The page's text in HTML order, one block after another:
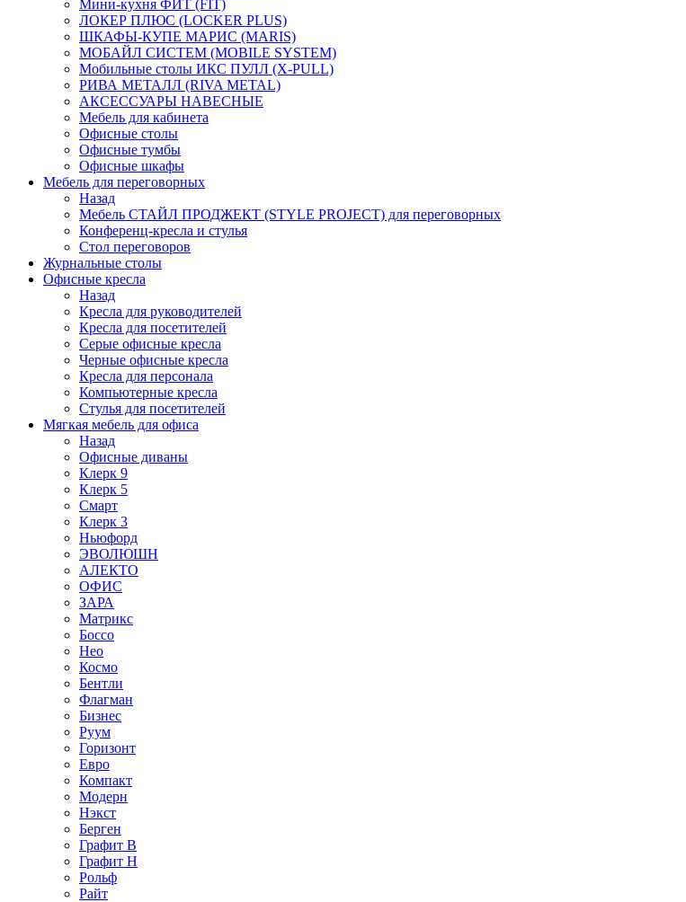
Мини-кухня ФИТ (FIT)
ЛОКЕР ПЛЮС (LOCKER PLUS)
ШКАФЫ-КУПЕ МАРИС (MARIS)
МОБАЙЛ СИСТЕМ (MOBILE SYSTEM)
Мобильные столы ИКС ПУЛЛ (X-PULL)
РИВА МЕТАЛЛ (RIVA METAL)
АКСЕССУАРЫ НАВЕСНЫЕ
Мебель для кабинета
Офисные столы
Офисные тумбы
Офисные шкафы
Мебель для переговорных
Назад
Мебель СТАЙЛ ПРОДЖЕКТ (STYLE PROJECT) для переговорных
Конференц-кресла и стулья
Стол переговоров
Журнальные столы
Офисные кресла
Назад
Кресла для руководителей
Кресла для посетителей
Серые офисные кресла
Черные офисные кресла
Кресла для персонала
Компьютерные кресла
Стулья для посетителей
Мягкая мебель для офиса
Назад
Офисные диваны
Клерк 9
Клерк 5
Смарт
Клерк 3
Ньюфорд
ЭВОЛЮШН
АЛЕКТО
ОФИС
ЗАРА
Матрикс
Боссо
Нео
Космо
Бентли
Флагман
Бизнес
Руум
Горизонт
Евро
Компакт
Модерн
Нэкст
Берген
Графит В
Графит Н
Рольф
Райт